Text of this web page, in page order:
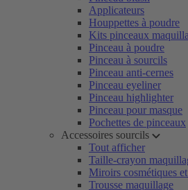
Applicateurs
Houppettes à poudre
Kits pinceaux
Pinceau à poudre
Pinceau à sourcils
Pinceau anti-cernes
Pinceau eyeliner
Pinceau highlighter
Pinceau pour masque
Pochettes de pinceaux
Accessoires sourcils
Tout afficher
Taille-crayon
Miroirs cosmétiques
Trousse maquillage